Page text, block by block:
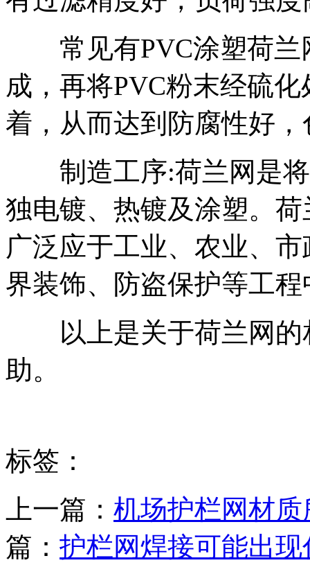
常见有PVC涂塑荷兰
成，再将PVC粉末经硫
着，从而达到防腐性好
制造工序:荷兰网是将
独电镀、热镀及涂塑。
广泛应于工业、农业、
界装饰、防盗保护等工程
以上是关于荷兰网的
助。
标签：
上一篇： 机场护栏网材
篇： 护栏网焊接可能出